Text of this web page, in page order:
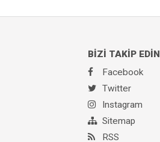
BİZİ TAKİP EDİN
Facebook
Twitter
Instagram
Sitemap
RSS